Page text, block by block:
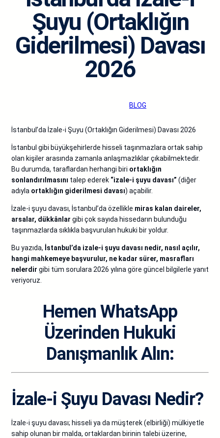
Şuyu (Ortaklığın
Giderilmesi) Davası
2026
BLOG
İstanbul’da İzale-i Şuyu (Ortaklığın Giderilmesi) Davası 2026
İstanbul gibi büyükşehirlerde hisseli taşınmazlara ortak sahip
olan kişiler arasında zamanla anlaşmazlıklar çıkabilmektedir.
Bu durumda, taraflardan herhangi biri ortaklığın
sonlandırılmasını talep ederek “izale-i şuyu davası” (diğer
adıyla ortaklığın giderilmesi davası) açabilir.
İzale-i şuyu davası, İstanbul’da özellikle miras kalan daireler,
arsalar, dükkânlar gibi çok sayıda hissedarın bulunduğu
taşınmazlarda sıklıkla başvurulan hukuki bir yoldur.
Bu yazıda, İstanbul’da izale-i şuyu davası nedir, nasıl açılır,
hangi mahkemeye başvurulur, ne kadar sürer, masrafları
nelerdir gibi tüm sorulara 2026 yılına göre güncel bilgilerle yanıt
veriyoruz.
Hemen WhatsApp
Üzerinden Hukuki
Danışmanlık Alın:
İzale-i Şuyu Davası Nedir?
İzale-i şuyu davası; hisseli ya da müşterek (elbirliği) mülkiyetle
sahip olunan bir malda, ortaklardan birinin talebi üzerine,